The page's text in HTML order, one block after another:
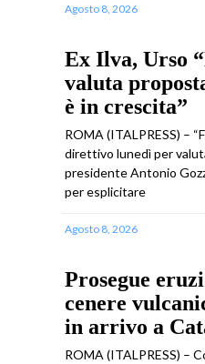
Agosto 8, 2026
Ex Ilva, Urso
valuta
è in crescita”
ROMA (ITALPRESS) –
direttivo lunedì per
presidente Antonio
per esplicitare
Agosto 8, 2026
Prosegue
cenere
in arrivo a
ROMA (ITALPRESS) –